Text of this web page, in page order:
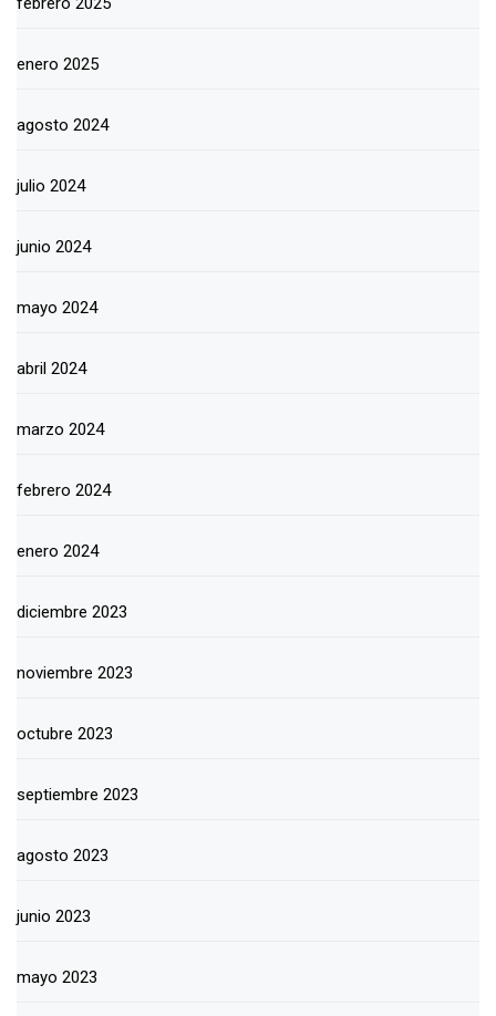
enero 2025
agosto 2024
julio 2024
junio 2024
mayo 2024
abril 2024
marzo 2024
febrero 2024
enero 2024
diciembre 2023
noviembre 2023
octubre 2023
septiembre 2023
agosto 2023
junio 2023
mayo 2023